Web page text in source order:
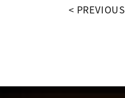
PREVIOUS